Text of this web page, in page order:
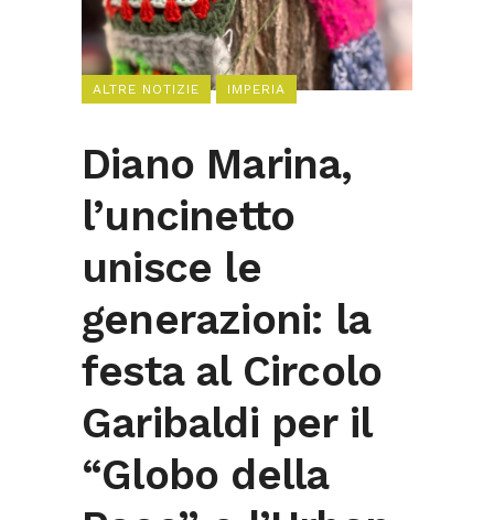
ALTRE NOTIZIE IMPERIA
Diano Marina,
l’uncinetto
unisce le
generazioni: la
festa al Circolo
Garibaldi per il
“Globo della